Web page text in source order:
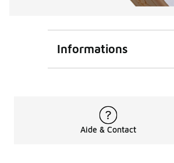
Informations
Aide & Contact